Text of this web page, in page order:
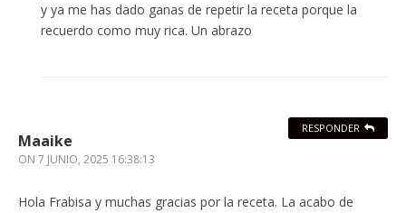
y ya me has dado ganas de repetir la receta porque la
recuerdo como muy rica. Un abrazo
Maaike
ON 7 JUNIO, 2025 16:38:13
Hola Frabisa y muchas gracias por la receta. La acabo de
RESPONDER